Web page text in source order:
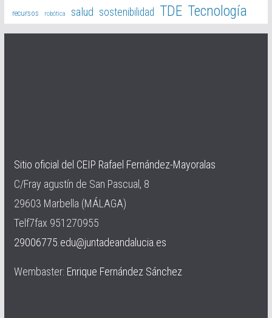
recursos robótica salud sostenibilidad TDE Tecnología
Sitio oficial del CEIP Rafael Fernández-Mayoralas
C/Fray agustín de San Pascual, 8
29603 Marbella (MÁLAGA)
Telf7fax 951270955
29006775.edu@juntadeandalucia.es
Wembaster: Enrique Fernández Sánchez